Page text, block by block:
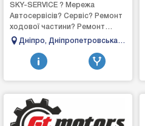
Автосервіс Дніпро
SKY-SERVICE ? Мережа
Автосервісів? Сервіс? Ремонт
ходової частини? Ремонт
двигунів⚡ Автоелектрик❄
Дніпро, Дніпропетровська
область, вулиця
Чернишевського, 27